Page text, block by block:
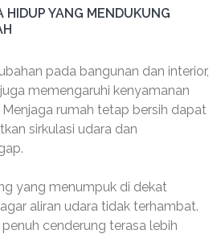
HIDUP YANG MENDUKUNG
pada bangunan dan interior,
memengaruhi kenyamanan
rumah tetap bersih dapat
sirkulasi udara dan
yang menumpuk di dekat
aliran udara tidak terhambat.
cenderung terasa lebih